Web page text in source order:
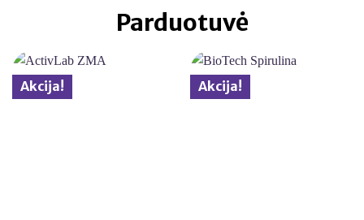
Parduotuvė
Akcija! Akcija!